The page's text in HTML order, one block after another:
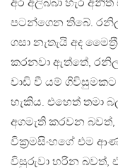
අර අලිබබා හැර
පටන්ගෙන තිබේ.
ගසා නැතැයි අද
කරනවා ඇත්තේ,
වාඩි වී යම්
හැකිය. එහෙත් තමා
අගමැති කරවන බවත්,
වික‍්‍රමසිංහගේ එම
විසුරුවා හරින බවත්,